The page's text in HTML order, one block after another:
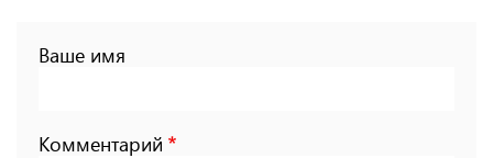
Ваше имя
Комментарий